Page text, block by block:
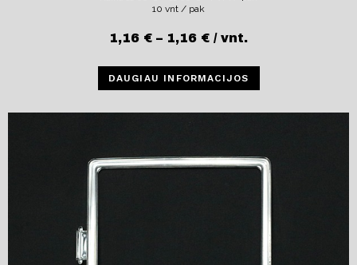
10 vnt / pak
1,16 € – 1,16 € / vnt.
DAUGIAU INFORMACIJOS